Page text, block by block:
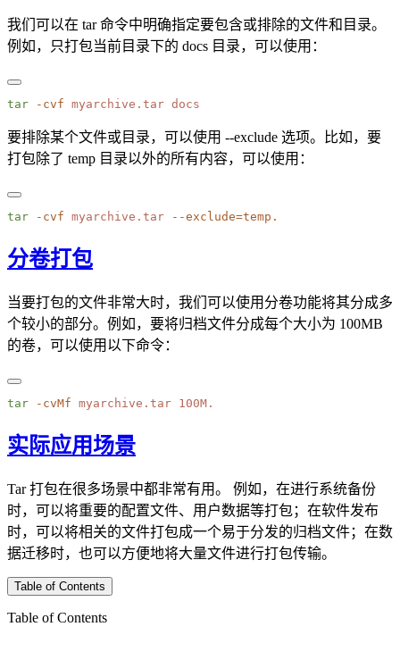
我们可以在 tar 命令中明确指定要包含或排除的文件和目录。
例如，只打包当前目录下的 docs 目录，可以使用：
tar -cvf myarchive.tar
要排除某个文件或目录，可以使用 --exclude 选项。比如，要
打包除了 temp 目录以外的所有内容，可以使用：
tar -cvf myarchive.tar
分卷打包
当要打包的文件非常大时，我们可以使用分卷功能将其分成多
个较小的部分。例如，要将归档文件分成每个大小为 100MB
的卷，可以使用以下命令：
tar -cvMf myarchive.tar
实际应用场景
Tar 打包在很多场景中都非常有用。 例如，在进行系统备份
时，可以将重要的配置文件、用户数据等打包；在软件发布
时，可以将相关的文件打包成一个易于分发的归档文件；在数
据迁移时，也可以方便地将大量文件进行打包传输。
Table of Contents
Table of Contents